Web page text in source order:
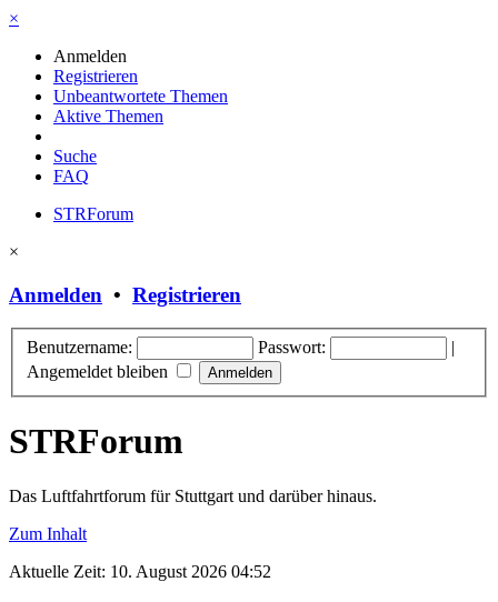
×
Anmelden
Registrieren
Unbeantwortete Themen
Aktive Themen
Suche
FAQ
STRForum
×
Anmelden • Registrieren
Benutzername: Passwort:
|
Angemeldet bleiben
STRForum
Das Luftfahrtforum für Stuttgart und darüber hinaus.
Zum Inhalt
Aktuelle Zeit: 10. August 2026 04:52